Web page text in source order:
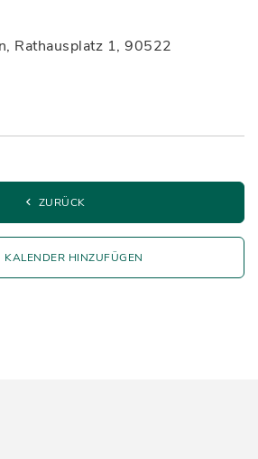
Rathausplatz 1, 90522
ZURÜCK
KALENDER HINZUFÜGEN